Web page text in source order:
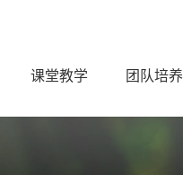
课堂教学 团队培养